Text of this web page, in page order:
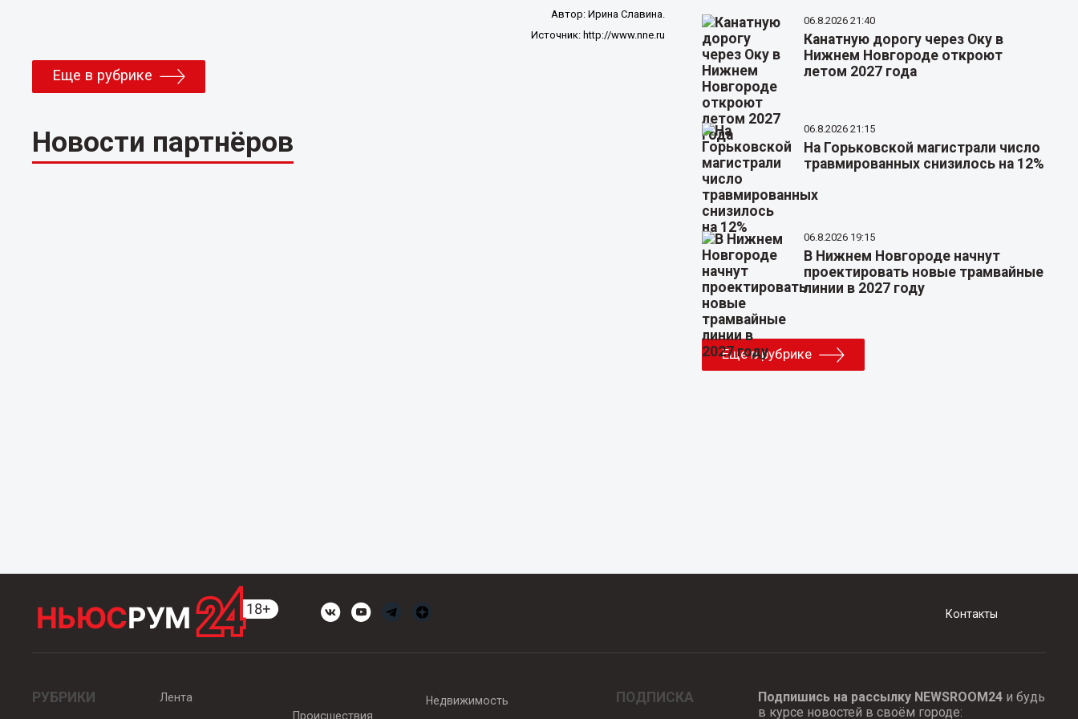
Автор: Ирина Славина.
Источник: http://www.nne.ru
Еще в рубрике
Новости партнёров
06.8.2026 21:40
Канатную дорогу через Оку в
Нижнем Новгороде откроют
летом 2027 года
06.8.2026 21:15
На Горьковской магистрали число
травмированных снизилось на 12%
06.8.2026 19:15
В Нижнем Новгороде начнут
проектировать новые трамвайные
линии в 2027 году
Еще в рубрике
Контакты
РУБРИКИ
Лента
Происшествия
Недвижимость ПОДПИСКА Подпишись на рассылку NEWSROOM24и будь
в курсе новостей в своём городе: